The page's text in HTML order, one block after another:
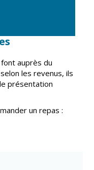
auprès du
les revenus, ils
présentation
un repas :